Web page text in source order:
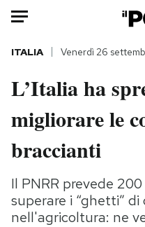
HOME
Italia
Politica
Tecnologia
Internet
Scienza
ITALIA Venerdì 26
L’Italia ha
migliorare le
braccianti
Il PNRR prevede
superare i “ghetti” di
nell'agricoltura: ne